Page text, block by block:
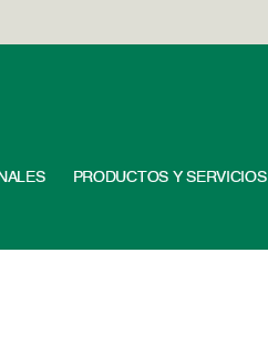
PRODUCTOS Y SERVICIOS